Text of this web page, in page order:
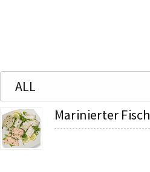
Marinierter Fisch